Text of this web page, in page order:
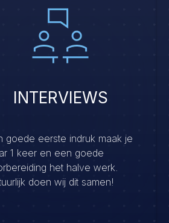
INTERVIEWS
goede eerste indruk maak je
1 keer en een goede
het halve werk.
doen wij dit samen!